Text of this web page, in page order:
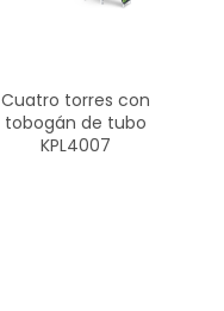
Cuatro torres con
tobogán de tubo
KPL4007